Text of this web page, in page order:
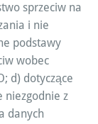
sprzeciw na
i nie
podstawy
wobec
d) dotyczące
niezgodnie z
danych